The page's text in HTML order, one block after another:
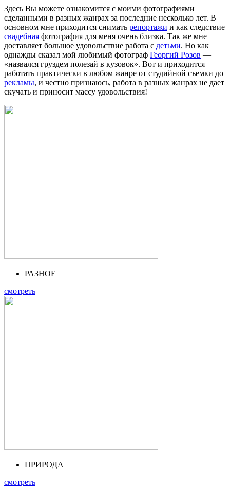
Здесь Вы можете ознакомится с моими фотографиями
сделанными в разных жанрах за последние несколько лет. В
основном мне приходится снимать репортажи и как следствие
свадебная фотография для меня очень близка. Так же мне
доставляет большое удовольствие работа с детьми. Но как
однажды сказал мой любимый фотограф Георгий Розов —
«назвался груздем полезай в кузовок». Вот и приходится
работать практически в любом жанре от студийной съемки до
рекламы, и честно признаюсь, работа в разных жанрах не дает
скучать и приносит массу удовольствия!
РАЗНОЕ
смотреть
ПРИРОДА
смотреть